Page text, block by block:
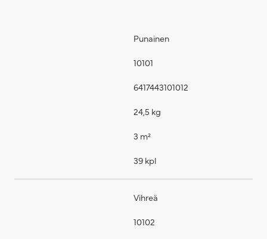
Punainen
10101
6417443101012
24,5 kg
3 m²
39 kpl
Vihreä
10102